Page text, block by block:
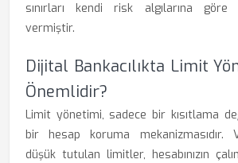
sınırları kendi risk algılarına
vermiştir.
Dijital Bankacılıkta Limit
Önemlidir?
Limit yönetimi, sadece bir kısıtlama
bir hesap koruma mekanizmasıdır.
düşük tutulan limitler, hesabınızın